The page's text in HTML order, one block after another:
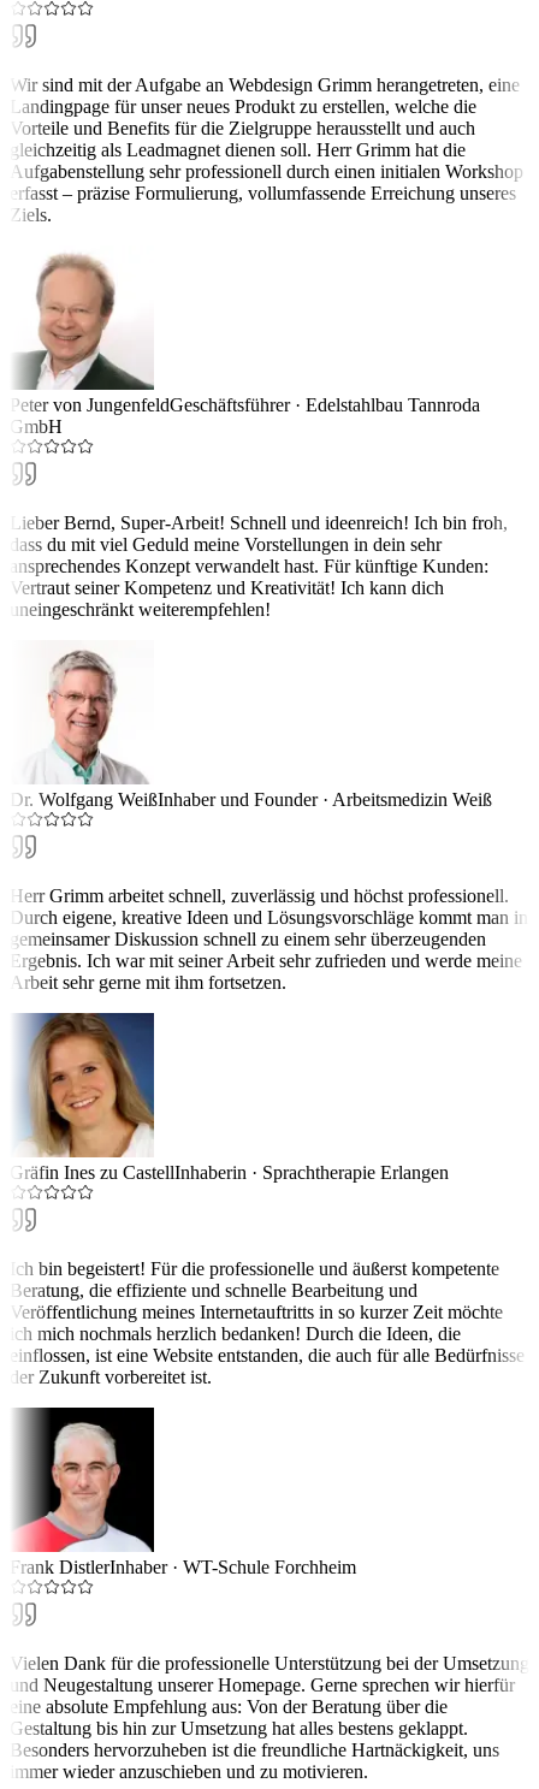
Wir sind mit der Aufgabe an Webdesign Grimm herangetreten, eine
Landingpage für unser neues Produkt zu erstellen, welche die
Vorteile und Benefits für die Zielgruppe herausstellt und auch
gleichzeitig als Leadmagnet dienen soll. Herr Grimm hat die
Aufgabenstellung sehr professionell durch einen initialen Workshop
erfasst – präzise Formulierung, vollumfassende Erreichung unseres
Ziels.
Peter von JungenfeldGeschäftsführer· Edelstahlbau Tannroda
GmbH
Lieber Bernd, Super-Arbeit! Schnell und ideenreich! Ich bin froh,
dass du mit viel Geduld meine Vorstellungen in dein sehr
ansprechendes Konzept verwandelt hast. Für künftige Kunden:
Vertraut seiner Kompetenz und Kreativität! Ich kann dich
uneingeschränkt weiterempfehlen!
Dr. Wolfgang WeißInhaber und Founder· Arbeitsmedizin Weiß
Herr Grimm arbeitet schnell, zuverlässig und höchst professionell.
Durch eigene, kreative Ideen und Lösungsvorschläge kommt man in
gemeinsamer Diskussion schnell zu einem sehr überzeugenden
Ergebnis. Ich war mit seiner Arbeit sehr zufrieden und werde meine
Arbeit sehr gerne mit ihm fortsetzen.
Gräfin Ines zu CastellInhaberin · Sprachtherapie Erlangen
Ich bin begeistert! Für die professionelle und äußerst kompetente
Beratung, die effiziente und schnelle Bearbeitung und
Veröffentlichung meines Internetauftritts in so kurzer Zeit möchte
ich mich nochmals herzlich bedanken! Durch die Ideen, die
einflossen, ist eine Website entstanden, die auch für alle Bedürfnisse
der Zukunft vorbereitet ist.
Frank DistlerInhaber· WT-Schule Forchheim
Vielen Dank für die professionelle Unterstützung bei der Umsetzung
und Neugestaltung unserer Homepage. Gerne sprechen wir hierfür
eine absolute Empfehlung aus: Von der Beratung über die
Gestaltung bis hin zur Umsetzung hat alles bestens geklappt.
Besonders hervorzuheben ist die freundliche Hartnäckigkeit, uns
immer wieder anzuschieben und zu motivieren.